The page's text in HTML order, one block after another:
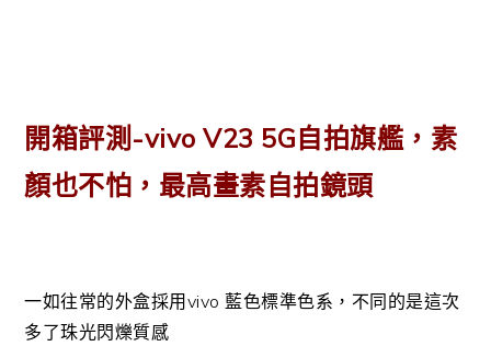
開箱評測-vivo V23 5G自拍旗艦，素
顏也不怕，最高畫素自拍鏡頭
一如往常的外盒採用vivo 藍色標準色系，不同的是這次
多了珠光閃爍質感